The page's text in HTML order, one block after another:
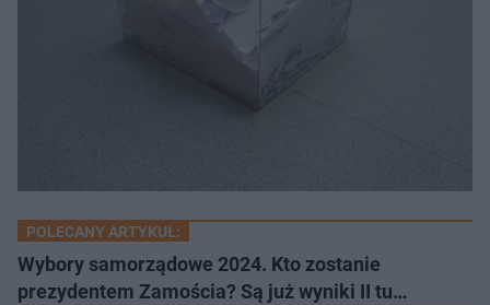
POLECANY ARTYKUŁ:
Wybory samorządowe 2024. Kto zostanie
prezydentem Zamościa? Są już wyniki II tu…